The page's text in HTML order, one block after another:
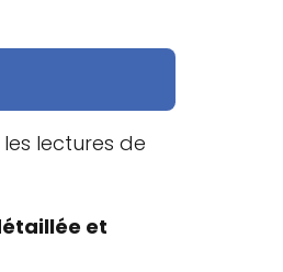
lectures de
et